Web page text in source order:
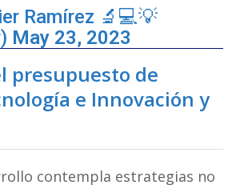
Ramírez 🔬💻💡
May 23, 2023
presupuesto de
e Innovación y
contempla estrategias no